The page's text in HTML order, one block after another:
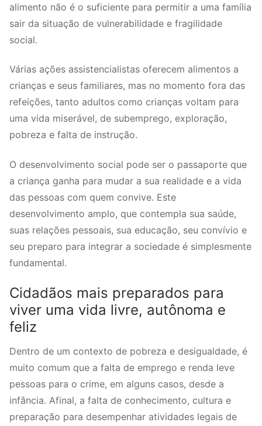
alimento não é o suficiente para permitir a uma família
sair da situação de vulnerabilidade e fragilidade
social.
Várias ações assistencialistas oferecem alimentos a
crianças e seus familiares, mas no momento fora das
refeições, tanto adultos como crianças voltam para
uma vida miserável, de subemprego, exploração,
pobreza e falta de instrução.
O desenvolvimento social pode ser o passaporte que
a criança ganha para mudar a sua realidade e a vida
das pessoas com quem convive. Este
desenvolvimento amplo, que contempla sua saúde,
suas relações pessoais, sua educação, seu convívio e
seu preparo para integrar a sociedade é simplesmente
fundamental.
Cidadãos mais preparados para
viver uma vida livre, autônoma e
feliz
Dentro de um contexto de pobreza e desigualdade, é
muito comum que a falta de emprego e renda leve
pessoas para o crime, em alguns casos, desde a
infância. Afinal, a falta de conhecimento, cultura e
preparação para desempenhar atividades legais de